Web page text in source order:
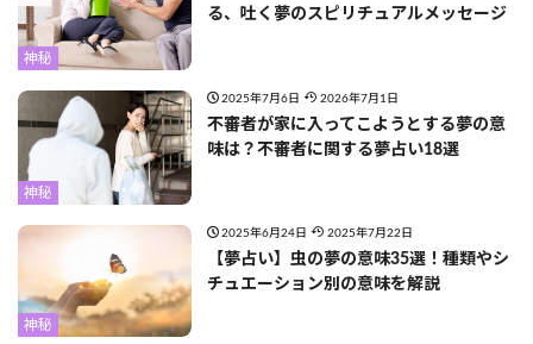
神秘
る、吐く夢のスピリチュアルメッセージ
神秘
2025年7月6日 2026年7月1日
不審者が家に入ってこようとする夢の意
味は？不審者に関する夢占い18選
神秘
2025年6月24日 2025年7月22日
【夢占い】虫の夢の意味35選！種類やシ
チュエーション別の意味を解説